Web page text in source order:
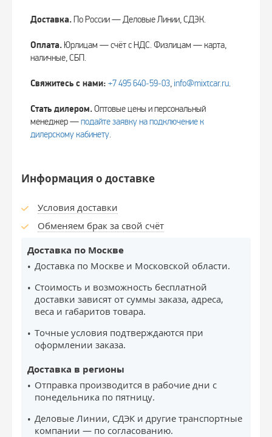
Доставка.По России — Деловые Линии, СДЭК.
Оплата. Юрлицам — счёт с НДС. Физлицам — карта,
наличные, СБП.
Свяжитесь с нами: +7 495 640‑59‑03, info@mixtcar.ru.
Стать дилером.Оптовые цены и персональный
менеджер —подайте заявку на подключение к
дилерскому кабинету.
Информация о доставке
Условия доставки
Обменяем брак за свой счёт
Доставка по Москве
Доставка по Москве и Московской области.
Стоимость и возможность бесплатной
доставки зависят от суммы заказа, адреса,
веса и габаритов товара.
Точные условия подтверждаются при
оформлении заказа.
Доставка в регионы
Отправка производится в рабочие дни с
понедельника по пятницу.
Деловые Линии, СДЭК и другие транспортные
компании — по согласованию.